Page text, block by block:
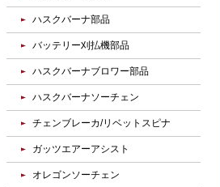
ハスクバーナ部品
バッテリー刈払機部品
ハスクバーナブロワー部品
ハスクバーナソーチェン
チェンブレーカ/リベットスピナ
ガッツエアーアシスト
オレゴンソーチェン